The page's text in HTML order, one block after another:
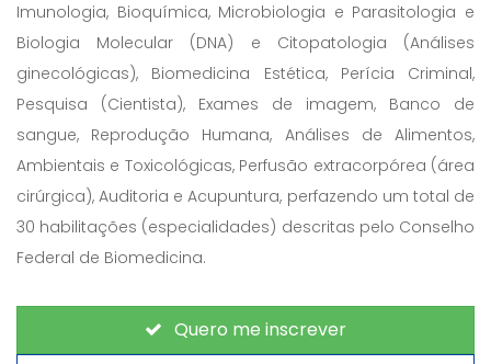
Imunologia, Bioquímica, Microbiologia e Parasitologia e
Biologia Molecular (DNA) e Citopatologia (Análises
ginecológicas), Biomedicina Estética, Perícia Criminal,
Pesquisa (Cientista), Exames de imagem, Banco de
sangue, Reprodução Humana, Análises de Alimentos,
Ambientais e Toxicológicas, Perfusão extracorpórea (área
cirúrgica), Auditoria e Acupuntura, perfazendo um total de
30 habilitações (especialidades) descritas pelo Conselho
Federal de Biomedicina.
Quero me inscrever